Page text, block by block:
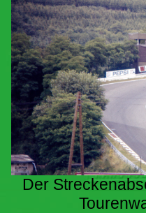
Der